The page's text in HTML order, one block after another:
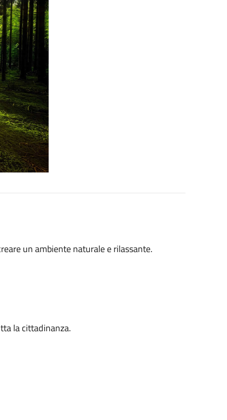
un ambiente naturale e rilassante.
la cittadinanza.